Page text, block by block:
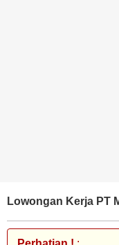
Lowongan Kerja PT